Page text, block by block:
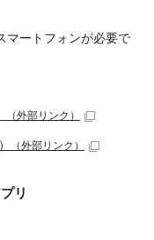
マートフォンが必要で
（外部リンク）
（外部リンク）
リ